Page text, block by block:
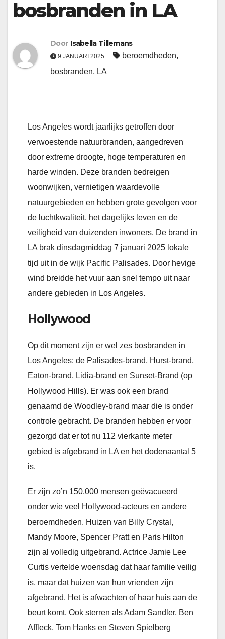
bosbranden in LA
Door Isabella Tillemans
9 JANUARI 2025 beroemdheden,
bosbranden, LA
Los Angeles wordt jaarlijks getroffen door
verwoestende natuurbranden, aangedreven
door extreme droogte, hoge temperaturen en
harde winden. Deze branden bedreigen
woonwijken, vernietigen waardevolle
natuurgebieden en hebben grote gevolgen voor
de luchtkwaliteit, het dagelijks leven en de
veiligheid van duizenden inwoners. De brand in
LA brak dinsdagmiddag 7 januari 2025 lokale
tijd uit in de wijk Pacific Palisades. Door hevige
wind breidde het vuur aan snel tempo uit naar
andere gebieden in Los Angeles.
Hollywood
Op dit moment zijn er wel zes bosbranden in
Los Angeles: de Palisades-brand, Hurst-brand,
Eaton-brand, Lidia-brand en Sunset-Brand (op
Hollywood Hills). Er was ook een brand
genaamd de Woodley-brand maar die is onder
controle gebracht. De branden hebben er voor
gezorgd dat er tot nu 112 vierkante meter
gebied is afgebrand in LA en het dodenaantal 5
is.
Er zijn zo’n 150.000 mensen geëvacueerd
onder wie veel Hollywood-acteurs en andere
beroemdheden. Huizen van Billy Crystal,
Mandy Moore, Spencer Pratt en Paris Hilton
zijn al volledig uitgebrand. Actrice Jamie Lee
Curtis vertelde woensdag dat haar familie veilig
is, maar dat huizen van hun vrienden zijn
afgebrand. Het is afwachten of haar huis aan de
beurt komt. Ook sterren als Adam Sandler, Ben
Affleck, Tom Hanks en Steven Spielberg